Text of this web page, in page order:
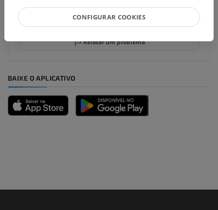
Não hesite em nos sugerir uma correção, tradução ou
melhora de conteúdo.
Relatar um problema
BAIXE O APLICATIVO
CONFIGURAR COOKIES